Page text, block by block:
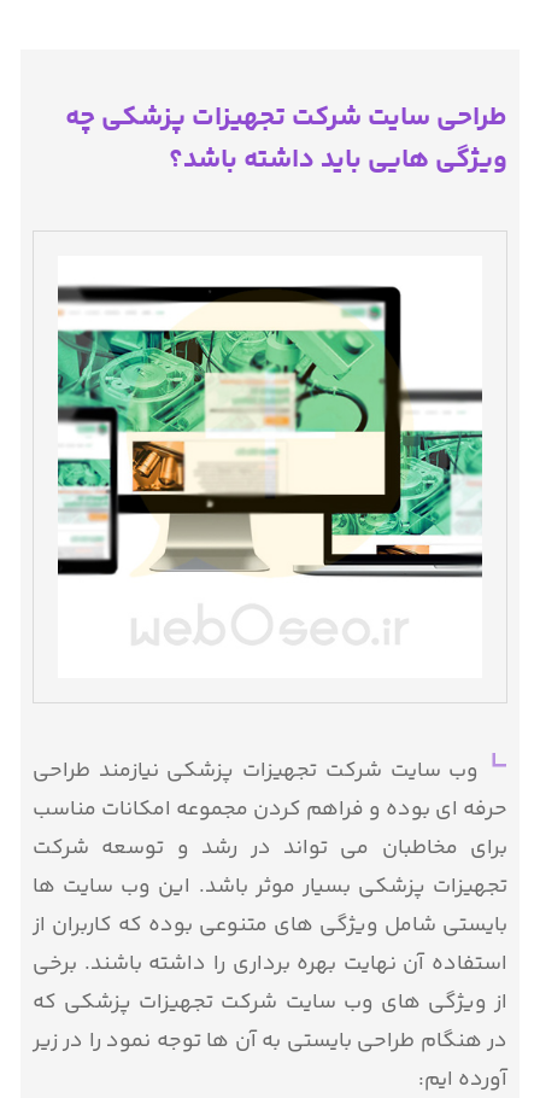
طراحی سایت شرکت تجهیزات پزشکی چه
ویژگی هایی باید داشته باشد؟
وب سایت شرکت تجهیزات پزشکی نیازمند طراحی
حرفه ای بوده و فراهم کردن مجموعه امکانات مناسب
برای مخاطبان می تواند در رشد و توسعه شرکت
تجهیزات پزشکی بسیار موثر باشد. این وب سایت ها
بایستی شامل ویژگی های متنوعی بوده که کاربران از
استفاده آن نهایت بهره برداری را داشته باشند. برخی
از ویژگی های وب سایت شرکت تجهیزات پزشکی که
در هنگام طراحی بایستی به آن ها توجه نمود را در زیر
آورده ایم: